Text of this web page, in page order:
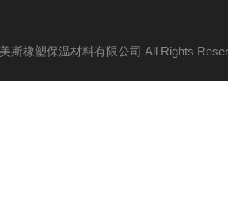
斯橡塑保温材料有限公司 All Rights